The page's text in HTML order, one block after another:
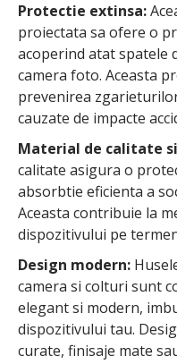
Protectie extinsa:
proiectata sa ofere o
acoperind atat spatele
camera foto. Aceasta
prevenirea
cauzate de impacte
Material de calitate
calitate asigura o
absorbtie eficienta a
Aceasta contribuie la
dispozitivului pe
Design modern:
camera si colturi sunt
elegant si modern,
dispozitivului tau.
curate, finisaje mate